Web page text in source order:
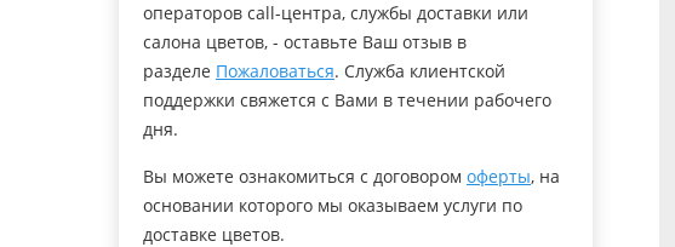
операторов call-центра, службы доставки или
салона цветов, - оставьте Ваш отзыв в
разделе Пожаловаться. Служба клиентской
поддержки свяжется с Вами в течении рабочего
дня.
Вы можете ознакомиться с договором оферты, на
основании которого мы оказываем услуги по
доставке цветов.